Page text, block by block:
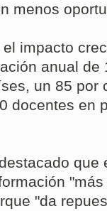
menos
impacto
anual de
un 85 por
docentes en
que
"da